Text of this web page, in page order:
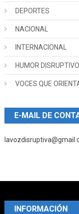
DEPORTES
NACIONAL
INTERNACIONAL
HUMOR DISRUPTIVO
VOCES QUE
E-MAIL DE
INFORMACIÓN